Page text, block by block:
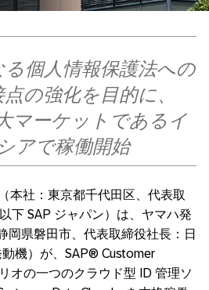
る個人情報保護法への
の強化を目的に、
マーケットであるイ
アで稼働開始
（本社：東京都千代田区、代表取
下 SAP ジャパン）は、ヤマハ発
岡県磐田市、代表取締役社長：日
機）が、SAP® Customer
オの一つのクラウド型 ID 管理ソ